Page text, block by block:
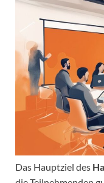
Das Hauptziel des